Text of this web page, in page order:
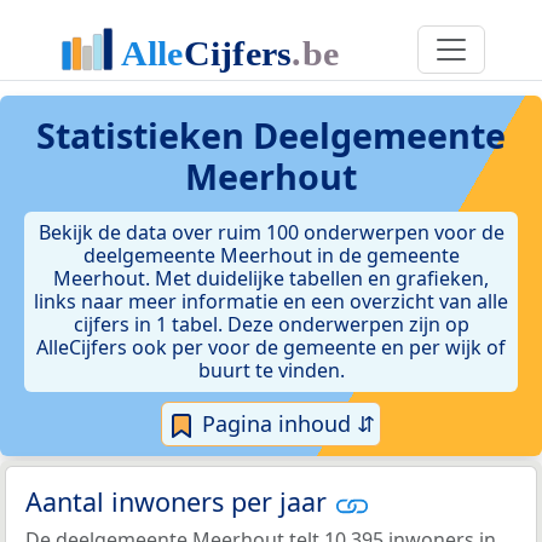
Statistieken Deelgemeente
Meerhout
Bekijk de data over ruim 100 onderwerpen voor de
deelgemeente Meerhout in de gemeente
Meerhout. Met duidelijke tabellen en grafieken,
links naar meer informatie en een overzicht van alle
cijfers in 1 tabel. Deze onderwerpen zijn op
AlleCijfers ook per voor de gemeente en per wijk of
buurt te vinden.
Pagina inhoud ⇵
Aantal inwoners per jaar